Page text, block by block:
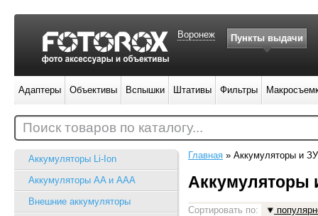
Аккумуляторы Li-Ion
Аккумуляторы AA и AAA
Внешние аккумуляторы
Главная » Аккумуляторы и ЗУ
Аккумуляторы
Сортировать по:
Воронеж Пункты выдачи
Адаптеры Объективы Вспышки Штативы Фильтры
Поиск товаров по каталогу...